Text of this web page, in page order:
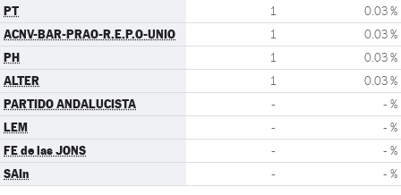
PT 1 0.03 %
ACNV-BAR-PRAO-R.E.P.O-UNIO 1 0.03 %
PH 1 0.03 %
ALTER 1 0.03 %
PARTIDO ANDALUCISTA - - %
LEM - - %
FE de las JONS - - %
SAIn - - %